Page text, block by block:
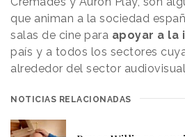
que animan a la sociedad
salas de cine para apoyar a la
país y a todos los sectores
alrededor del sector
NOTICIAS RELACIONADAS